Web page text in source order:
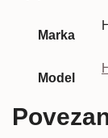
Marka
Model